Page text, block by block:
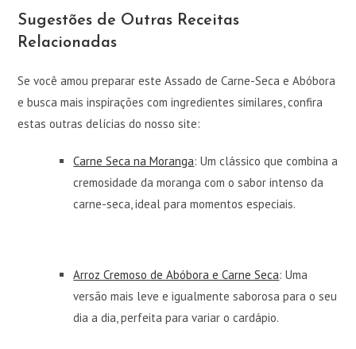
Sugestões de Outras Receitas
Relacionadas
Se você amou preparar este Assado de Carne-Seca e Abóbora
e busca mais inspirações com ingredientes similares, confira
estas outras delícias do nosso site:
Carne Seca na Moranga: Um clássico que combina a
cremosidade da moranga com o sabor intenso da
carne-seca, ideal para momentos especiais.
Arroz Cremoso de Abóbora e Carne Seca: Uma
versão mais leve e igualmente saborosa para o seu
dia a dia, perfeita para variar o cardápio.